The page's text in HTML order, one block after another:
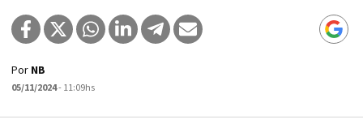
Por NB
05/11/2024- 11:09hs